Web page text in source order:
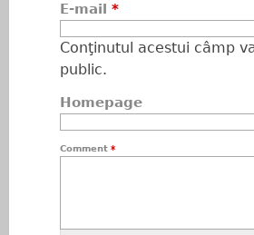
E-mail *
Conţinutul acestui câmp
public.
Homepage
Comment *